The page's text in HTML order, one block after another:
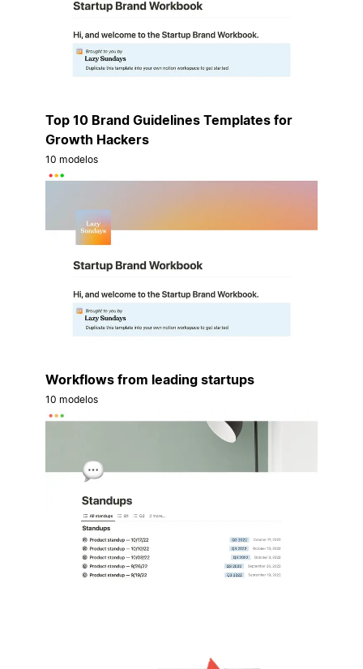
Top 10 Brand Guidelines Templates for
Growth Hackers
10 modelos
Workflows from leading startups
10 modelos